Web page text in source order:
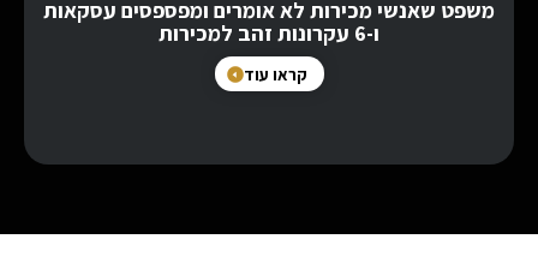
משפט שאנשי מכירות לא אומרים ומפספסים עסקאות
ו-6 עקרונות זהב למכירות
קראו עוד